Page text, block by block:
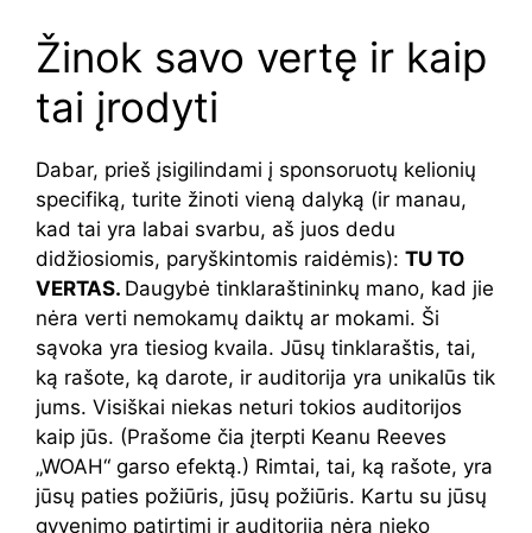
Žinok savo vertę ir kaip
tai įrodyti
Dabar, prieš įsigilindami į sponsoruotų kelionių
specifiką, turite žinoti vieną dalyką (ir manau,
kad tai yra labai svarbu, aš juos dedu
didžiosiomis, paryškintomis raidėmis): TU TO
VERTAS. Daugybė tinklaraštininkų mano, kad jie
nėra verti nemokamų daiktų ar mokami. Ši
sąvoka yra tiesiog kvaila. Jūsų tinklaraštis, tai,
ką rašote, ką darote, ir auditorija yra unikalūs tik
jums. Visiškai niekas neturi tokios auditorijos
kaip jūs. (Prašome čia įterpti Keanu Reeves
„WOAH“ garso efektą.) Rimtai, tai, ką rašote, yra
jūsų paties požiūris, jūsų požiūris. Kartu su jūsų
gyvenimo patirtimi ir auditorija nėra nieko